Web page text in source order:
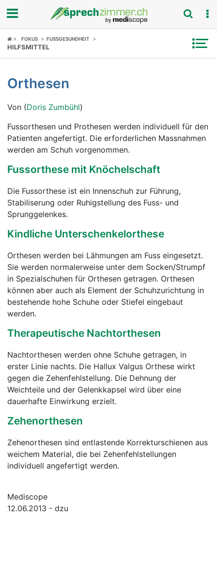
Fokus
Symptome
Untersuchungen
News
Ratgeber
FOKUS FUSSGESUNDHEIT
HILFSMITTEL
Orthesen
Von (Doris Zumbühl)
Fussorthesen und Prothesen werden individuell für den
Patienten angefertigt. Die erforderlichen Massnahmen
werden am Schuh vorgenommen.
Fussorthese mit Knöchelschaft
Die Fussorthese ist ein Innenschuh zur Führung,
Stabiliserung oder Ruhigstellung des Fuss- und
Sprunggelenkes.
Kindliche Unterschenkelorthese
Orthesen werden bei Lähmungen am Fuss eingesetzt.
Sie werden normalerweise unter dem Socken/Strumpf
in Spezialschuhen für Orthesen getragen. Orthesen
können aber auch als Element der Schuhzurichtung in
bestehende hohe Schuhe oder Stiefel eingebaut
werden.
Therapeutische Nachtorthesen
Nachtorthesen werden ohne Schuhe getragen, in
erster Linie nachts. Die Hallux Valgus Orthese wirkt
gegen die Zehenfehlstellung. Die Dehnung der
Weichteile und der Gelenkkapsel wird über eine
dauerhafte Einwirkung erzielt.
Zehenorthesen
Zehenorthesen sind entlastende Korrekturschienen aus
weichem Material, die bei Zehenfehlstellungen
individuell angefertigt werden.
Mediscope
12.06.2013 - dzu